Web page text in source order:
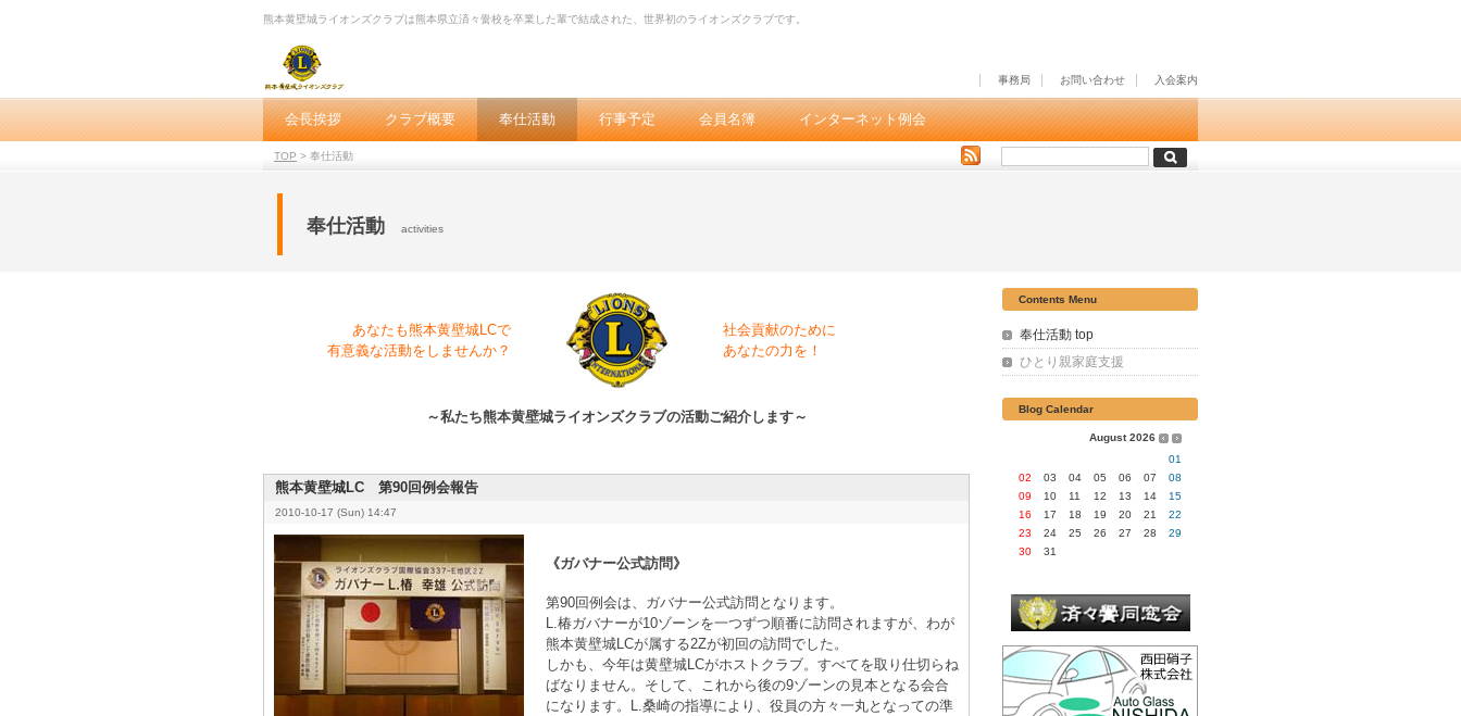
熊本黄壁城ライオンズクラブは熊本県立済々黌校を卒業した輩で結成された、世界初のライオンズクラブです。
事務局 お問い合わせ 入会案内
会長挨拶 クラブ概要 奉仕活動 行事予定 会員名簿 インターネット例会
TOP > 奉仕活動
奉仕活動 activities
あなたも熊本黄壁城LCで
有意義な活動をしませんか？
社会貢献のために
あなたの力を！
～私たち熊本黄壁城ライオンズクラブの活動ご紹介します～
熊本黄壁城LC 第90回例会報告
2010-10-17 (Sun) 14:47
《ガバナー公式訪問》
第90回例会は、ガバナー公式訪問となります。
L.椿ガバナーが10ゾーンを一つずつ順番に訪問されますが、わが
熊本黄壁城LCが属する2Zが初回の訪問でした。
しかも、今年は黄壁城LCがホストクラブ。すべてを取り仕切らね
ばなりません。そして、これから後の9ゾーンの見本となる会合
になります。L.桑崎の指導により、役員の方々一丸となっての準
Contents Menu
奉仕活動 top
ひとり親家庭支援
Blog Calendar
August 2026
01
02
03 04 05 06 07
08
09
10 11 12 13 14
15
16
17 18 19 20 21
22
23
24 25 26 27 28
29
30
31